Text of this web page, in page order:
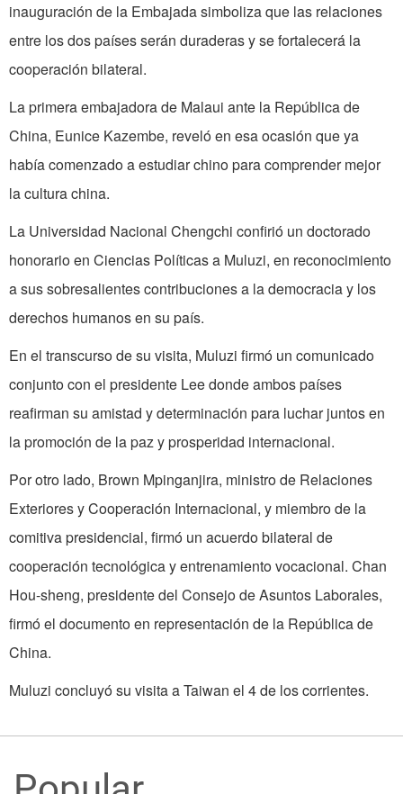
inauguración de la Embajada simboliza que las relaciones
entre los dos países serán duraderas y se fortalecerá la
cooperación bilateral.
La primera embajadora de Malaui ante la República de
China, Eunice Kazembe, reveló en esa ocasión que ya
había comenzado a estudiar chino para comprender mejor
la cultura china.
La Universidad Nacional Chengchi confirió un doctorado
honorario en Ciencias Políticas a Muluzi, en reconocimiento
a sus sobresalientes contribuciones a la democracia y los
derechos humanos en su país.
En el transcurso de su visita, Muluzi firmó un comunicado
conjunto con el presidente Lee donde ambos países
reafirman su amistad y determinación para luchar juntos en
la promoción de la paz y prosperidad internacional.
Por otro lado, Brown Mpinganjira, ministro de Relaciones
Exteriores y Cooperación Internacional, y miembro de la
comitiva presidencial, firmó un acuerdo bilateral de
cooperación tecnológica y entrenamiento vocacional. Chan
Hou-sheng, presidente del Consejo de Asuntos Laborales,
firmó el documento en representación de la República de
China.
Muluzi concluyó su visita a Taiwan el 4 de los corrientes.